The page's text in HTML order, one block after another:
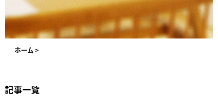
ホーム >
記事一覧